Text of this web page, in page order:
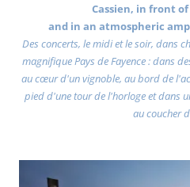
Cassien, in front
and in an atmospheric
Des concerts, le midi et le soir, dans
magnifique Pays de Fayence : dans
au cœur d'un vignoble, au bord de
pied d'une tour de l'horloge et dans
au coucher